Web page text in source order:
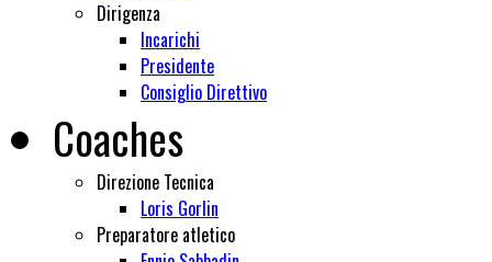
Dirigenza
Incarichi
Presidente
Consiglio Direttivo
Coaches
Direzione Tecnica
Loris Gorlin
Preparatore atletico